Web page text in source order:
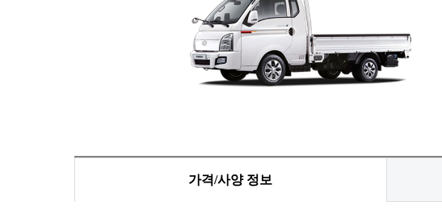
가격/사양 정보